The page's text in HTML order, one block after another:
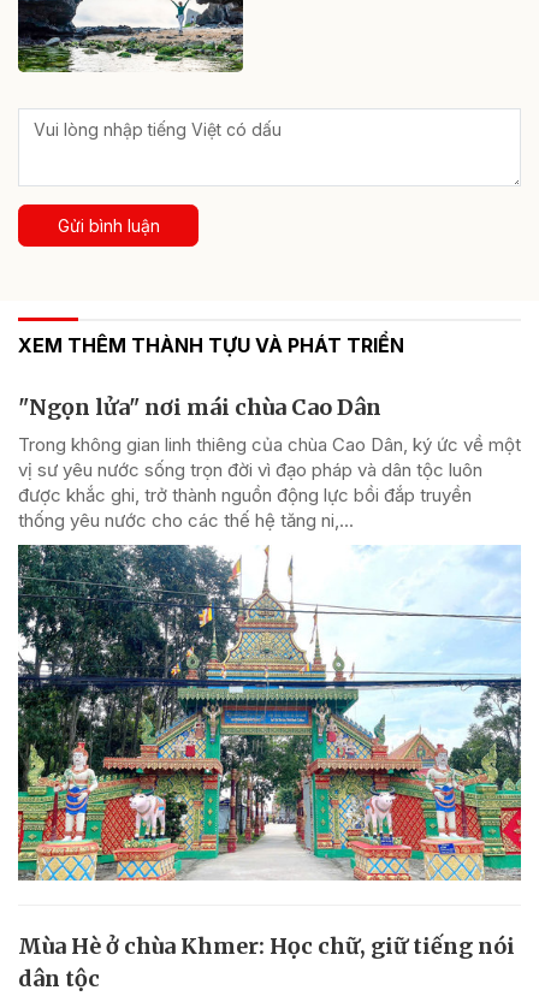
Gửi bình luận
XEM THÊM THÀNH TỰU VÀ PHÁT TRIỂN
"Ngọn lửa" nơi mái chùa Cao Dân
Trong không gian linh thiêng của chùa Cao Dân, ký ức về một
vị sư yêu nước sống trọn đời vì đạo pháp và dân tộc luôn
được khắc ghi, trở thành nguồn động lực bồi đắp truyền
thống yêu nước cho các thế hệ tăng ni,...
Mùa Hè ở chùa Khmer: Học chữ, giữ tiếng nói
dân tộc